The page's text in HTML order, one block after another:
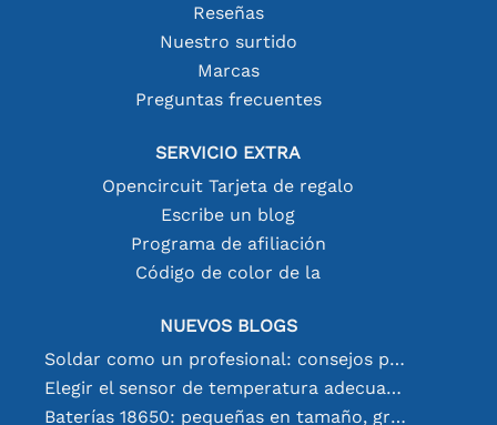
Reseñas
Nuestro surtido
Marcas
Preguntas frecuentes
SERVICIO EXTRA
Opencircuit Tarjeta de regalo
Escribe un blog
Programa de afiliación
Código de color de la
NUEVOS BLOGS
Soldar como un profesional: consejos para conexiones electrónicas perfectas
Elegir el sensor de temperatura adecuado [youtube]
Baterías 18650: pequeñas en tamaño, grandes en rendimiento